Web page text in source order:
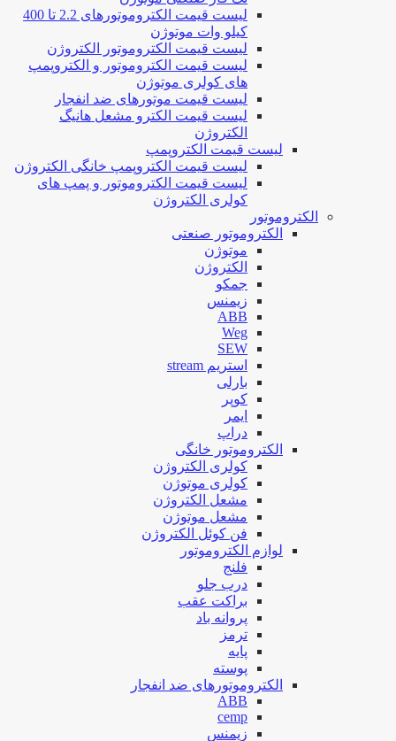
لیست قیمت الکتروموتورهای 2.2 تا 400
کیلو وات موتوژن
لیست قیمت الکتروموتور الکتروژن
لیست قیمت الکتروموتور و الکتروپمپ
های کولری موتوژن
لیست قیمت موتورهای ضد انفجار
لیست قیمت الکترو مشعل هانیگ
الکتروژن
لیست قیمت الکتروپمپ
لیست قیمت الکتروپمپ خانگی الکتروژن
لیست قیمت الکتروموتور و پمپ های
کولری الکتروژن
الکتروموتور
الکتروموتور صنعتی
موتوژن
الکتروژن
جمکو
زیمنس
ABB
Weg
SEW
استریم stream
بارلی
کوپر
ایمر
دراپ
الکتروموتور خانگی
کولری الکتروژن
کولری موتوژن
مشعل الکتروژن
مشعل موتوژن
فن کوئل الکتروژن
لوازم الکتروموتور
فلنج
درب جلو
براکت عقب
پروانه باد
ترمز
پایه
پوسته
الکتروموتورهای ضد انفجار
ABB
cemp
زیمنس